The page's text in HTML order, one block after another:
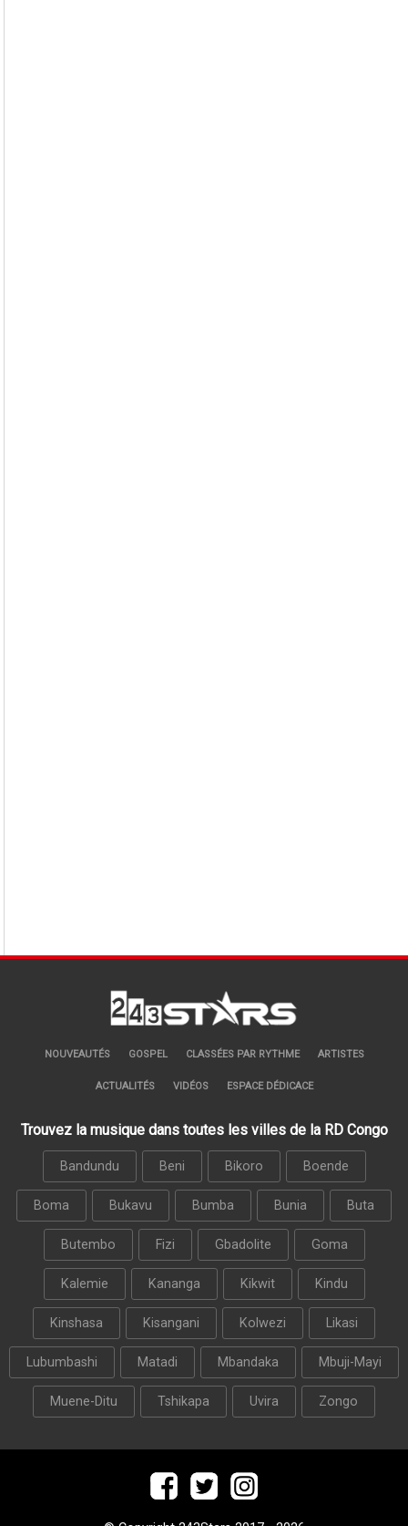
NOUVEAUTÉS GOSPEL CLASSÉES PAR RYTHME ARTISTES
ACTUALITÉS VIDÉOS ESPACE DÉDICACE
Trouvez la musique dans toutes les villes de la RD Congo
Bandundu Beni Bikoro Boende
Boma Bukavu Bumba Bunia Buta
Butembo Fizi Gbadolite Goma
Kalemie Kananga Kikwit Kindu
Kinshasa Kisangani Kolwezi Likasi
Lubumbashi Matadi Mbandaka Mbuji-Mayi
Muene-Ditu Tshikapa Uvira Zongo